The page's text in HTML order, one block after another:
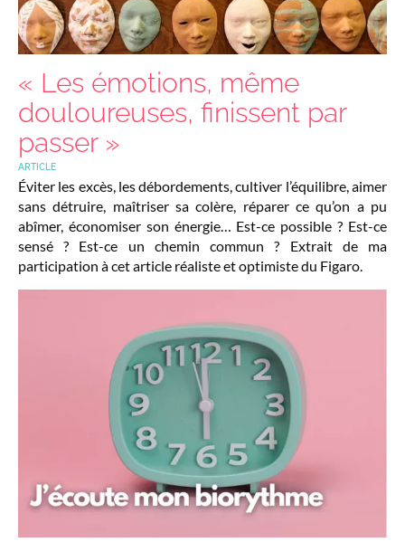
« Les émotions, même
douloureuses, finissent par
passer »
ARTICLE
Éviter les excès, les débordements, cultiver l’équilibre, aimer
sans détruire, maîtriser sa colère, réparer ce qu’on a pu
abîmer, économiser son énergie… Est-ce possible ? Est-ce
sensé ? Est-ce un chemin commun ? Extrait de ma
participation à cet article réaliste et optimiste du Figaro.